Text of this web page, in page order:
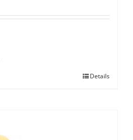
Details